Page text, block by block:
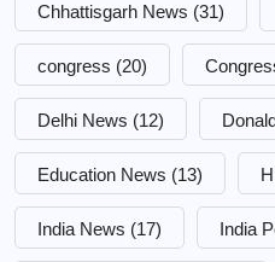
Chhattisgarh News (31)
congress (20)
Delhi News (12)
Education News (13)
India News (17) India